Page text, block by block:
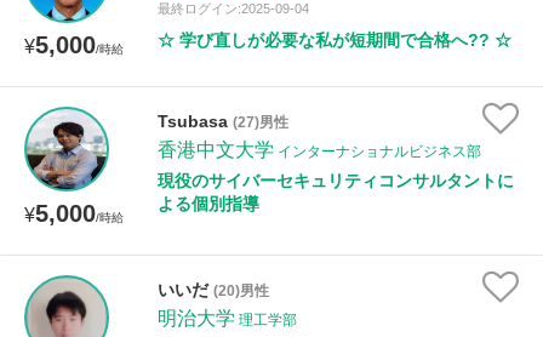
¥5,000/時給
最終ログイン:2025-09-04
☆ 学び直しが必要な私が短期間で合格へ?? ☆
¥5,000/時給
Tsubasa (27)男性
香港中文大学 インターナショナルビジネス部
現役のサイバーセキュリティコンサルタントに
よる個別指導
いいだ (20)男性
明治大学 理工学部